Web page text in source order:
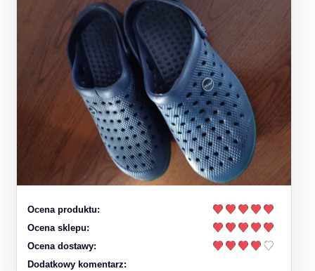
Ocena produktu:
Ocena sklepu:
Ocena dostawy:
Dodatkowy komentarz: